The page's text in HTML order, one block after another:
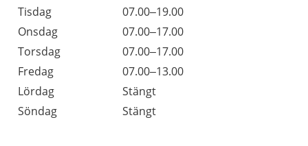
Tisdag
07.00–19.00
Onsdag
07.00–17.00
Torsdag
07.00–17.00
Fredag
07.00–13.00
Lördag
Stängt
Söndag
Stängt